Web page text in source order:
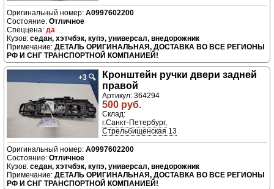
A0997602200
Отличное
да
седан, хэтчбэк, купэ, универсал, внедорожник
ДЕТАЛЬ ОРИГИНАЛЬНАЯ, ДОСТАВКА ВО ВСЕ РЕГИОНЫ
РФ И СНГ ТРАНСПОРТНОЙ КОМПАНИЕЙ!
+3 🔍
Кронштейн ручки двери задней
правой
Артикул: 364294
500 руб.
Склад:
г.Санкт-Петербург,
Стрельбищенская 13
A0997602200
Отличное
седан, хэтчбэк, купэ, универсал, внедорожник
ДЕТАЛЬ ОРИГИНАЛЬНАЯ, ДОСТАВКА ВО ВСЕ РЕГИОНЫ
РФ И СНГ ТРАНСПОРТНОЙ КОМПАНИЕЙ!